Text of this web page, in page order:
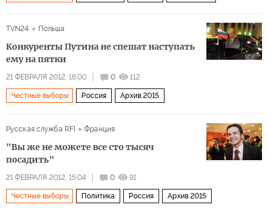
TVN24 Польша
Конкуренты Путина не спешат наступать
ему на пятки
21 ФЕВРАЛЯ 2012, 16:00 0 112
Честные выборы Россия Архив 2015
Русская служба RFI Франция
"Вы же не можете все сто тысяч
посадить"
21 ФЕВРАЛЯ 2012, 15:04 0 91
Честные выборы Политика Россия Архив 2015